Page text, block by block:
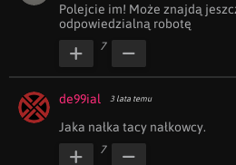
Polejcie im! Może znajdą
odpowiedzialną robotę
7
de99ial 3 lata temu
Jaka nałka tacy nałkowcy.
7